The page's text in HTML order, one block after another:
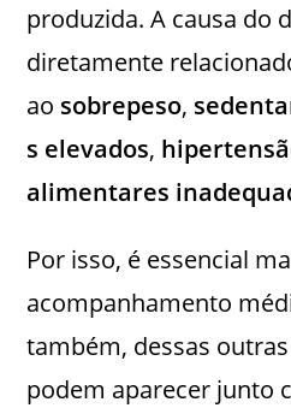
produzida. A causa do
diretamente
ao sobrepeso,
s elevados,
alimentares
Por isso, é essencial
acompanhamento
também, dessas
podem aparecer junto